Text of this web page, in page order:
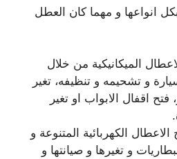
انواعها و مهما كان العطل
الميكانيكية من خلال
و تشحيمه و تنظيفه، تغير
فتح اقفال الابواب او تغير
الكهربائية المتنوعة و
و تغيرها و صيانتها و